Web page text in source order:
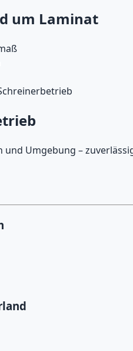
um Laminat
Umgebung –